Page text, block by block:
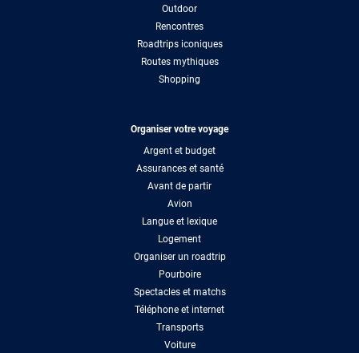
Outdoor
Rencontres
Roadtrips iconiques
Routes mythiques
Shopping
Organiser votre voyage
Argent et budget
Assurances et santé
Avant de partir
Avion
Langue et lexique
Logement
Organiser un roadtrip
Pourboire
Spectacles et matchs
Téléphone et internet
Transports
Voiture